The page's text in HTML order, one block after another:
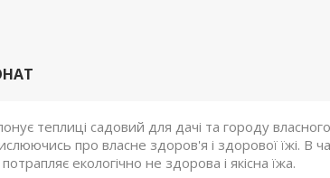
теплиці садовий для дачі та городу
про власне здоров'я і здорової їжі. В
екологічно не здорова і якісна їжа.